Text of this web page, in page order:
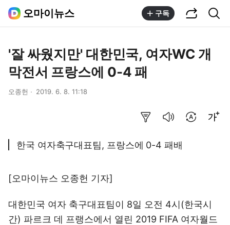
오마이뉴스 구독
'잘 싸웠지만' 대한민국, 여자WC 개
막전서 프랑스에 0-4 패
오종헌 2019. 6. 8. 11:18
한국 여자축구대표팀, 프랑스에 0-4 패배
[오마이뉴스 오종헌 기자]
대한민국 여자 축구대표팀이 8일 오전 4시(한국시
간) 파르크 데 프랭스에서 열린 2019 FIFA 여자월드